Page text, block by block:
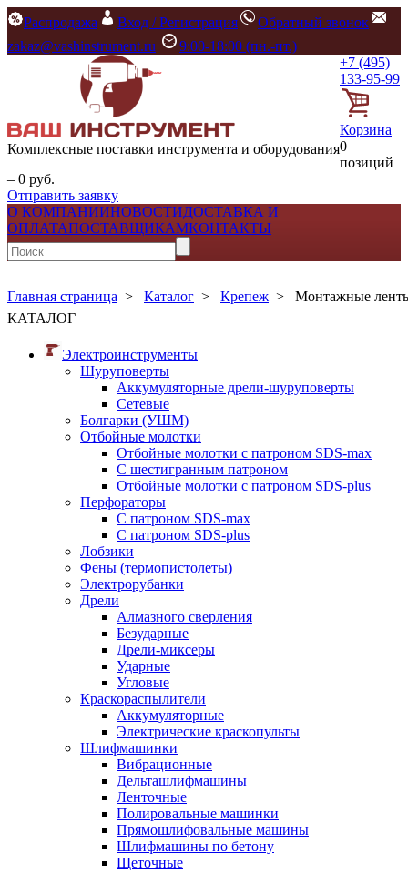
Распродажа Вход / Регистрация
Обратный звонок
zakaz@vashinstrument.ru
9:00-18:00 (пн.-пт.)
Комплексные поставки инструмента и оборудования
+7 (495)
133-95-99
Корзина
0
позиций
– 0 руб.
Отправить заявку
О КОМПАНИИНОВОСТИДОСТАВКА И
ОПЛАТАПОСТАВЩИКАМКОНТАКТЫ
Главная страница > Каталог > Крепеж > Монтажные
КАТАЛОГ
Электроинструменты
Шуруповерты
Аккумуляторные дрели-шуруповерты
Сетевые
Болгарки (УШМ)
Отбойные молотки
Отбойные молотки с патроном SDS-max
С шестигранным патроном
Отбойные молотки с патроном SDS-plus
Перфораторы
С патроном SDS-max
С патроном SDS-plus
Лобзики
Фены (термопистолеты)
Электрорубанки
Дрели
Алмазного сверления
Безударные
Дрели-миксеры
Ударные
Угловые
Краскораспылители
Аккумуляторные
Электрические краскопульты
Шлифмашинки
Вибрационные
Дельташлифмашины
Ленточные
Полировальные машинки
Прямошлифовальные машины
Шлифмашины по бетону
Щеточные